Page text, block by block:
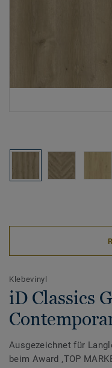
Klebevinyl
iD Classics
Ausgezeichnet für
beim Award ‚TOP